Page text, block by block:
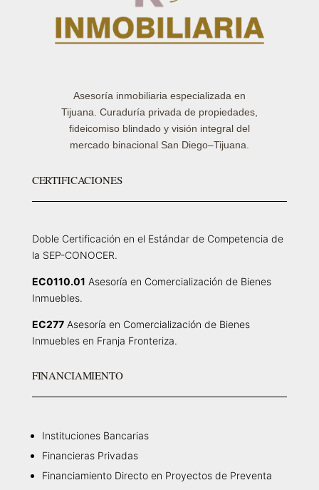
Asesoría inmobiliaria especializada en
Tijuana. Curaduría privada de propiedades,
fideicomiso blindado y visión integral del
mercado binacional San Diego–Tijuana.
CERTIFICACIONES
Doble Certificación en el Estándar de Competencia de
la SEP-CONOCER.
EC0110.01 Asesoría en Comercialización de Bienes
Inmuebles.
EC277Asesoría en Comercialización de Bienes
Inmuebles en Franja Fronteriza.
FINANCIAMIENTO
Instituciones Bancarias
Financieras Privadas
Financiamiento Directo en Proyectos de Preventa